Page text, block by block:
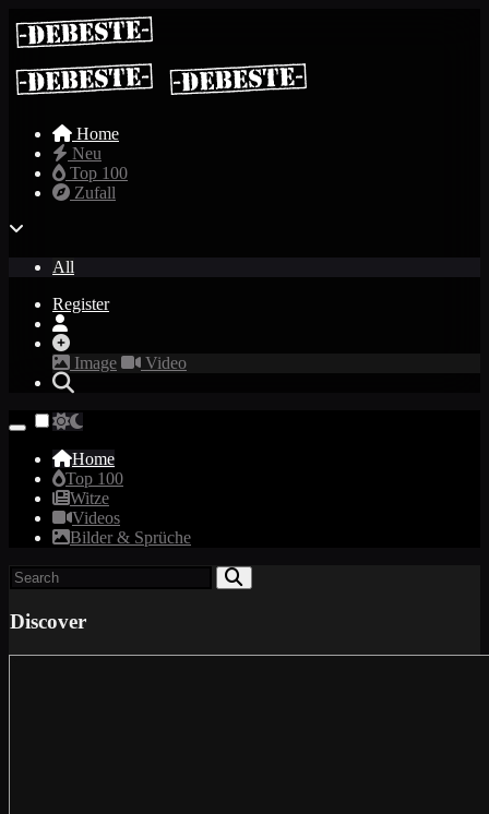
Home
Neu
Top 100
Zufall
All
Register
Image Video
Home
Top 100
Witze
Videos
Bilder & Sprüche
Discover